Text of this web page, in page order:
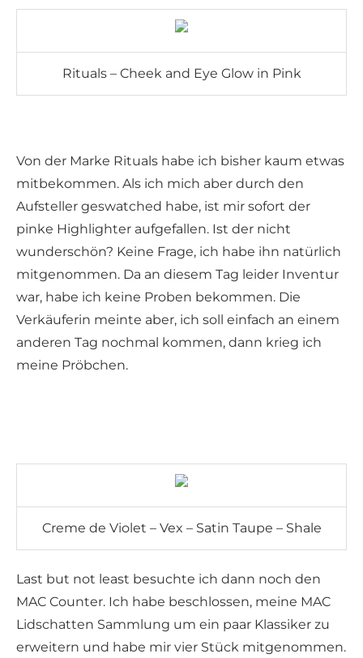
Rituals – Cheek and Eye Glow in Pink
Von der Marke Rituals habe ich bisher kaum etwas
mitbekommen. Als ich mich aber durch den
Aufsteller geswatched habe, ist mir sofort der
pinke Highlighter aufgefallen. Ist der nicht
wunderschön? Keine Frage, ich habe ihn natürlich
mitgenommen. Da an diesem Tag leider Inventur
war, habe ich keine Proben bekommen. Die
Verkäuferin meinte aber, ich soll einfach an einem
anderen Tag nochmal kommen, dann krieg ich
meine Pröbchen.
Creme de Violet – Vex – Satin Taupe – Shale
Last but not least besuchte ich dann noch den
MAC Counter. Ich habe beschlossen, meine MAC
Lidschatten Sammlung um ein paar Klassiker zu
erweitern und habe mir vier Stück mitgenommen.